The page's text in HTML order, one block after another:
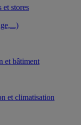
et stores
et bâtiment
et climatisation